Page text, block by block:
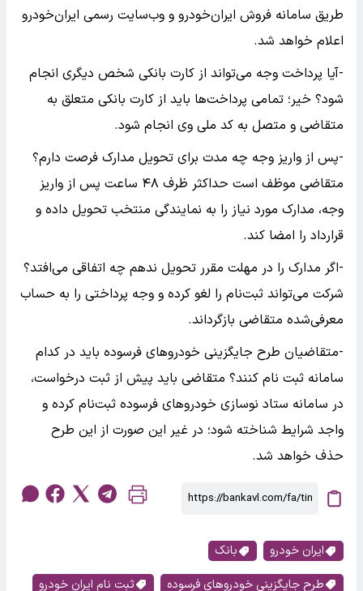
طریق سامانه فروش ایران‌خودرو و وب‌سایت رسمی ایران‌خودرو
اعلام خواهد شد.
-آیا پرداخت وجه می‌تواند از کارت بانکی شخص دیگری انجام
شود؟ خیر؛ تمامی پرداخت‌ها باید از کارت بانکی متعلق به
متقاضی و متصل به کد ملی وی انجام شود.
-پس از واریز وجه چه مدت برای تحویل مدارک فرصت دارم؟
متقاضی موظف است حداکثر ظرف ۴۸ ساعت پس از واریز
وجه، مدارک مورد نیاز را به نمایندگی منتخب تحویل داده و
قرارداد را امضا کند.
-اگر مدارک را در مهلت مقرر تحویل ندهم چه اتفاقی می‌افتد؟
شرکت می‌تواند ثبت‌نام را لغو کرده و وجه پرداختی را به حساب
معرفی‌شده متقاضی بازگرداند.
-متقاضیان طرح جایگزینی خودرو‌های فرسوده باید در کدام
سامانه ثبت نام کنند؟ متقاضی باید پیش از ثبت درخواست،
در سامانه ستاد نوسازی خودرو‌های فرسوده ثبت‌نام کرده و
واجد شرایط شناخته شود؛ در غیر این صورت از این طرح
حذف خواهد شد.
ایران خودرو
بانک
طرح جایگزینی خودروهای فرسوده
ثبت نام ایران خودرو